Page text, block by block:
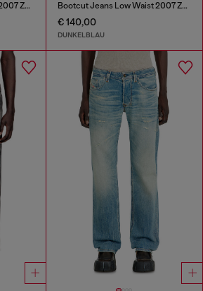
Bootcut Jeans Low Waist 2007 Zatiny Bootcut Jeans Low Waist 2007 Zatiny
€ 140,00
DUNKELBLAU